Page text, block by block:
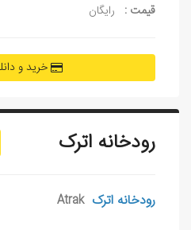
قیمت : رایگان
خرید و
رودخانه اترک
رودخانه اترک Atrak